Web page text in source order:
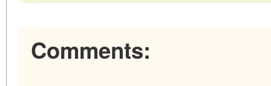
Comments: